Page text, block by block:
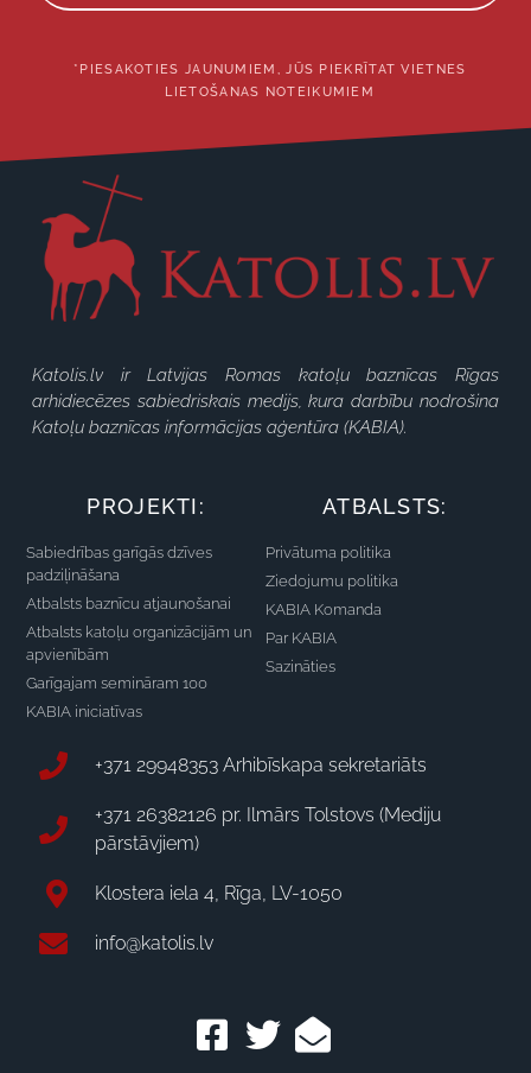
*PIESAKOTIES JAUNUMIEM, JŪS PIEKRĪTAT VIETNES
LIETOŠANAS NOTEIKUMIEM
Katolis.lv ir Latvijas Romas katoļu baznīcas Rīgas
arhidiecēzes sabiedriskais medijs, kura darbību nodrošina
Katoļu baznīcas informācijas aģentūra (KABIA).
PROJEKTI:
Sabiedrības garīgās dzīves
padziļināšana
Atbalsts baznīcu atjaunošanai
Atbalsts katoļu organizācijām un
apvienībām
Garīgajam semināram 100
KABIA iniciatīvas
ATBALSTS:
Privātuma politika
Ziedojumu politika
KABIA Komanda
Par KABIA
Sazināties
+371 29948353 Arhibīskapa sekretariāts
+371 26382126 pr. Ilmārs Tolstovs (Mediju
pārstāvjiem)
Klostera iela 4, Rīga, LV-1050
info@katolis.lv